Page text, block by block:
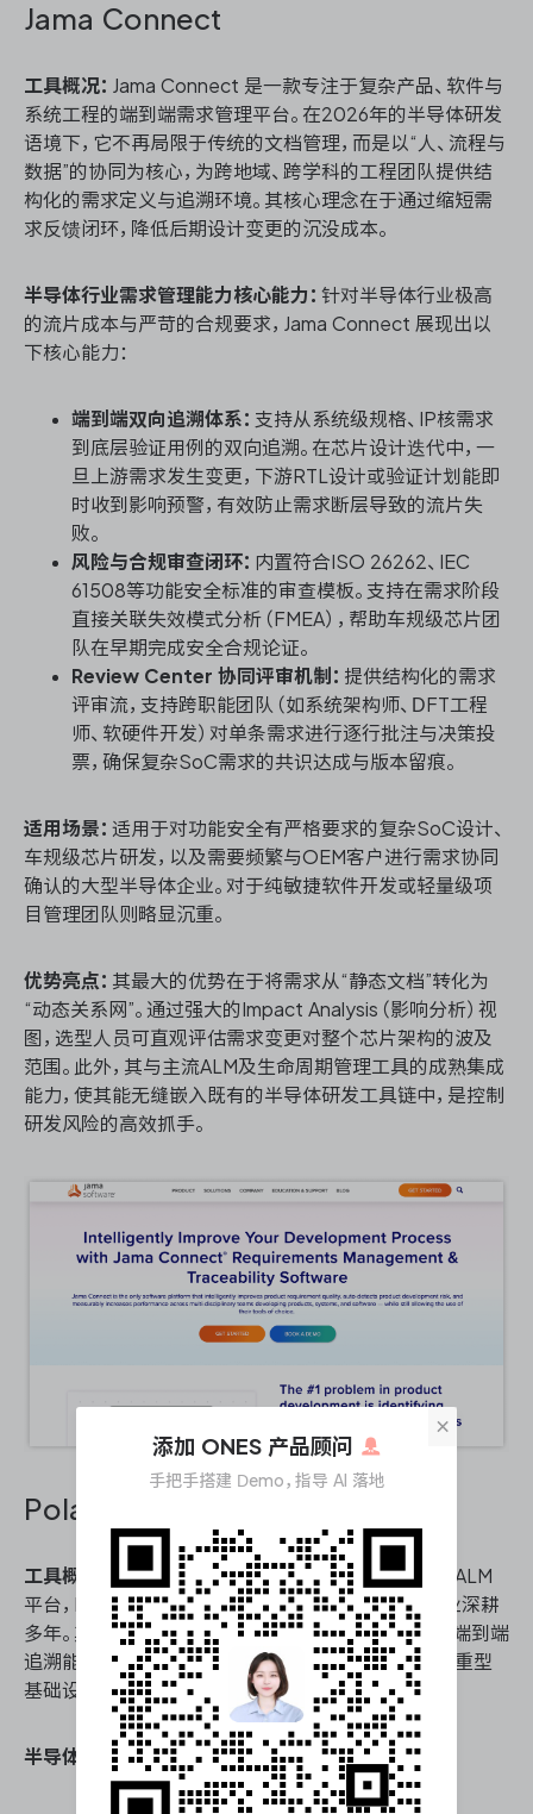
Jama Connect
工具概况： Jama Connect 是一款专注于复杂产品、软件与
系统工程的端到端需求管理平台。在2026年的半导体研发
语境下，它不再局限于传统的文档管理，而是以“人、流程与
数据”的协同为核心，为跨地域、跨学科的工程团队提供结
构化的需求定义与追溯环境。其核心理念在于通过缩短需
求反馈闭环，降低后期设计变更的沉没成本。
半导体行业需求管理能力核心能力： 针对半导体行业极高
的流片成本与严苛的合规要求，Jama Connect 展现出以
下核心能力：
端到端双向追溯体系： 支持从系统级规格、IP核需求
到底层验证用例的双向追溯。在芯片设计迭代中，一
旦上游需求发生变更，下游RTL设计或验证计划能即
时收到影响预警，有效防止需求断层导致的流片失
败。
风险与合规审查闭环： 内置符合ISO 26262、IEC
61508等功能安全标准的审查模板。支持在需求阶段
直接关联失效模式分析（FMEA），帮助车规级芯片团
队在早期完成安全合规论证。
Review Center 协同评审机制： 提供结构化的需求
评审流，支持跨职能团队（如系统架构师、DFT工程
师、软硬件开发）对单条需求进行逐行批注与决策投
票，确保复杂SoC需求的共识达成与版本留痕。
适用场景： 适用于对功能安全有严格要求的复杂SoC设计、
车规级芯片研发，以及需要频繁与OEM客户进行需求协同
确认的大型半导体企业。对于纯敏捷软件开发或轻量级项
目管理团队则略显沉重。
优势亮点： 其最大的优势在于将需求从“静态文档”转化为
“动态关系网”。通过强大的Impact Analysis（影响分析）视
图，选型人员可直观评估需求变更对整个芯片架构的波及
范围。此外，其与主流ALM及生命周期管理工具的成熟集成
能力，使其能无缝嵌入既有的半导体研发工具链中，是控制
研发风险的高效抓手。
Polarion
工具概况：
作为西门子数字化工业软件旗下的企业级ALM
平台，Polarion在航空、汽车及半导体等高合规性行业深耕
多年。其基于纯Web架构，以强大的配置化工作流与端到端
追溯能力著称，是大型复杂硬软件协同研发体系中的重型
基础设施。
半导体行业需求管理能力核心能力：
×
添加 ONES 产品顾问
手把手搭建 Demo，指导 AI 落地